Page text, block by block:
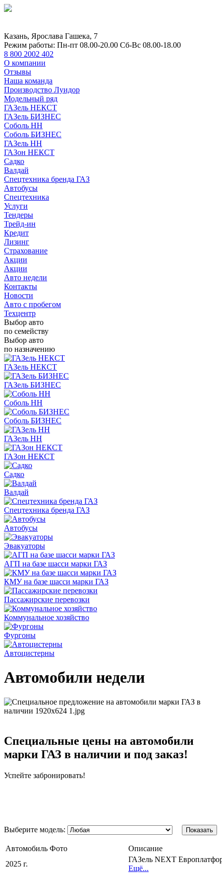
Казань, Ярослава Гашека, 7
Режим работы: Пн-пт 08.00-20.00 Сб-Вс 08.00-18.00
8 800 2002 402
О компании
Отзывы
Наша команда
Производство Луидор
Модельный ряд
ГАЗель НЕКСТ
ГАЗель БИЗНЕС
Соболь НН
Соболь БИЗНЕС
ГАЗель НН
ГАЗон НЕКСТ
Садко
Валдай
Спецтехника бренда ГАЗ
Автобусы
Спецтехника
Услуги
Тендеры
Трейд-ин
Кредит
Лизинг
Страхование
Акции
Акции
Авто недели
Контакты
Новости
Авто с пробегом
Техцентр
Выбор авто
по семейству
Выбор авто
по назначению
ГАЗель НЕКСТ
ГАЗель БИЗНЕС
Соболь НН
Соболь БИЗНЕС
ГАЗель НН
ГАЗон НЕКСТ
Садко
Валдай
Спецтехника бренда ГАЗ
Автобусы
Эвакуаторы
АГП на базе шасси марки ГАЗ
КМУ на базе шасси марки ГАЗ
Пассажирские перевозки
Коммунальное хозяйство
Фургоны
Автоцистерны
Автомобили недели
Специальные цены на автомобили
марки ГАЗ в наличии и под заказ!
Успейте забронировать!
Выберите модель: Показать
Автомобиль Фото
Описание
2025 г.
ГАЗель NEXT
Ещё...